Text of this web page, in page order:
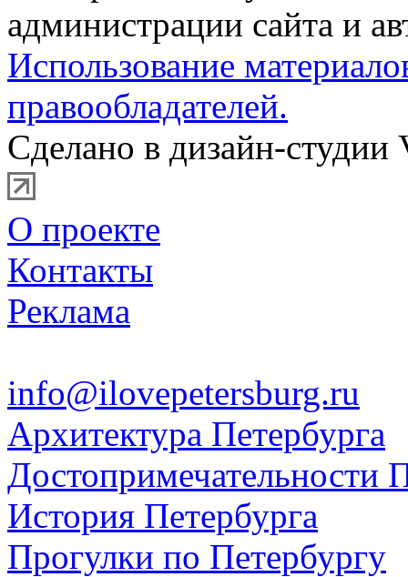
администрации сайта и
Использование
правообладателей.
Сделано в дизайн-студии
О проекте
Контакты
Реклама
info@ilovepetersburg.ru
Архитектура Петербурга
Достопримечательности
История Петербурга
Прогулки по Петербургу